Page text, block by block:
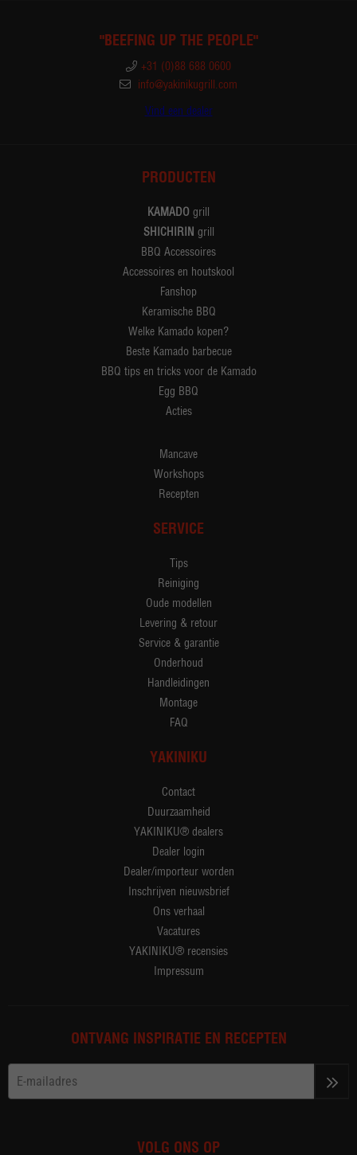
"BEEFING UP THE PEOPLE"
+31 (0)88 688 0600
info@yakinikugrill.com
Vind een dealer
PRODUCTEN
KAMADO grill
SHICHIRIN grill
BBQ Accessoires
Accessoires en houtskool
Fanshop
Keramische BBQ
Welke Kamado kopen?
Beste Kamado barbecue
BBQ tips en tricks voor de Kamado
Egg BBQ
Acties
Mancave
Workshops
Recepten
SERVICE
Tips
Reiniging
Oude modellen
Levering & retour
Service & garantie
Onderhoud
Handleidingen
Montage
FAQ
YAKINIKU
Contact
Duurzaamheid
YAKINIKU® dealers
Dealer login
Dealer/importeur worden
Inschrijven nieuwsbrief
Ons verhaal
Vacatures
YAKINIKU® recensies
Impressum
ONTVANG INSPIRATIE EN RECEPTEN
VOLG ONS OP